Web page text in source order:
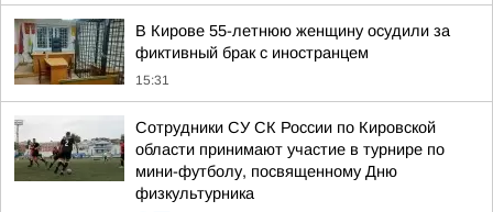
В Кирове 55-летнюю женщину осудили за
фиктивный брак с иностранцем
15:31
Сотрудники СУ СК России по Кировской
области принимают участие в турнире по
мини-футболу, посвященному Дню
физкультурника